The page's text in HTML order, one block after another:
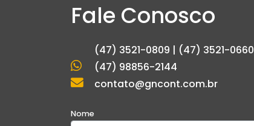
Fale Conosco
(47) 3521-0809 | (47) 3521-0660
(47) 98856-2144
contato@gncont.com.br
Nome